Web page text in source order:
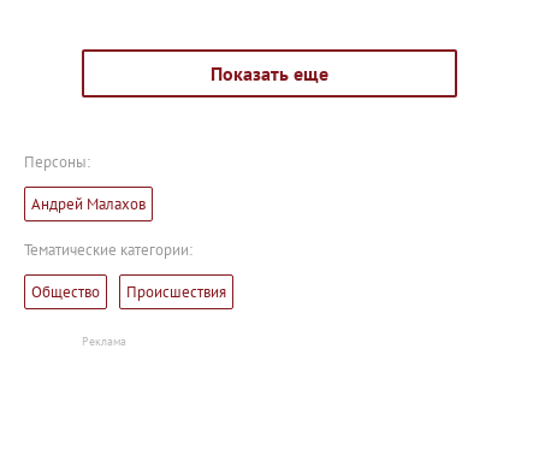
Показать еще
Персоны:
Андрей Малахов
Тематические категории:
Общество Происшествия